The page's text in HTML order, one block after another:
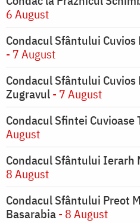
6 August
Condacul Sfântului
- 7 August
Condacul Sfântului Cuvios
Zugravul- 7 August
Condacul Sfintei Cuvioase
August
Condacul Sfântului Ierarh
8 August
Condacul Sfântului Preot
Basarabia- 8 August